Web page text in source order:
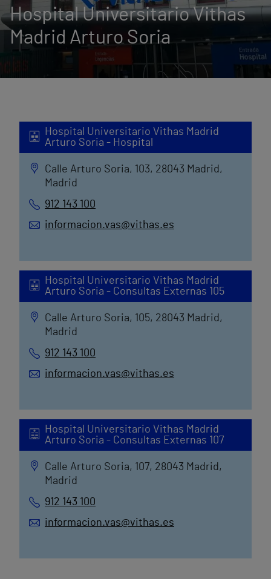
Hospital Universitario Vithas
Madrid Arturo Soria
Hospital Universitario Vithas Madrid
Arturo Soria - Hospital
Calle Arturo Soria, 103, 28043 Madrid,
Madrid
912 143 100
informacion.vas@vithas.es
Hospital Universitario Vithas Madrid
Arturo Soria - Consultas Externas 105
Calle Arturo Soria, 105, 28043 Madrid,
Madrid
912 143 100
informacion.vas@vithas.es
Hospital Universitario Vithas Madrid
Arturo Soria - Consultas Externas 107
Calle Arturo Soria, 107, 28043 Madrid,
Madrid
912 143 100
informacion.vas@vithas.es